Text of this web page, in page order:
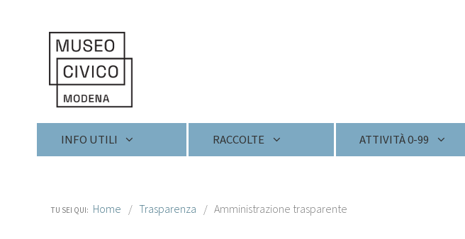
INFO UTILI RACCOLTE ATTIVITÀ 0-99
TU SEI QUI: Home Trasparenza Amministrazione trasparente